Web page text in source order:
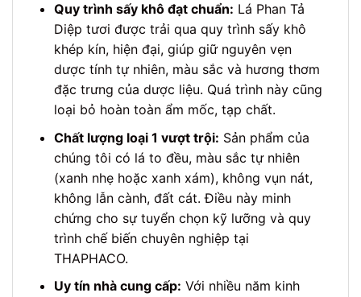
Quy trình sấy khô đạt chuẩn: Lá Phan Tả
Diệp tươi được trải qua quy trình sấy khô
khép kín, hiện đại, giúp giữ nguyên vẹn
dược tính tự nhiên, màu sắc và hương thơm
đặc trưng của dược liệu. Quá trình này cũng
loại bỏ hoàn toàn ẩm mốc, tạp chất.
Chất lượng loại 1 vượt trội: Sản phẩm của
chúng tôi có lá to đều, màu sắc tự nhiên
(xanh nhẹ hoặc xanh xám), không vụn nát,
không lẫn cành, đất cát. Điều này minh
chứng cho sự tuyển chọn kỹ lưỡng và quy
trình chế biến chuyên nghiệp tại
THAPHACO.
Uy tín nhà cung cấp: Với nhiều năm kinh